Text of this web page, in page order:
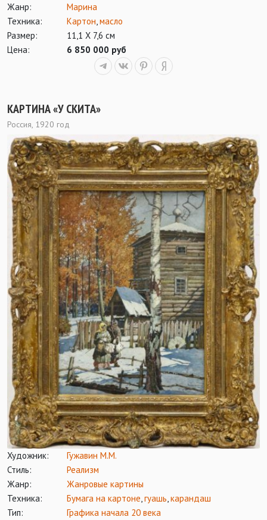
Жанр:
Марина
Техника:
Картон,масло
Размер:
11,1 Х 7,6 см
Цена:
6 850 000 руб
КАРТИНА «У СКИТА»
Россия, 1920 год
Художник:
Гужавин М.М.
Стиль:
Реализм
Жанр:
Жанровые картины
Техника:
Бумага на картоне гуашь карандаш
Тип:
Графика начала 20 века